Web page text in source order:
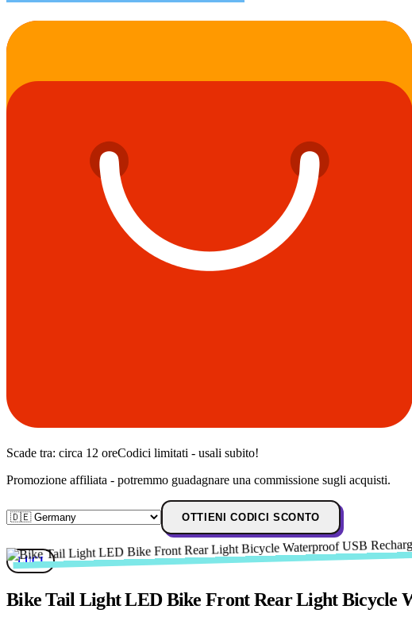
Scade tra: circa 12 oreCodici limitati - usali subito!
Promozione affiliata - potremmo guadagnare una commissione sugli acquisti.
OTTIENI CODICI SCONTO
LUCI
Bike Tail Light LED Bike Front Rear Light Bicycle